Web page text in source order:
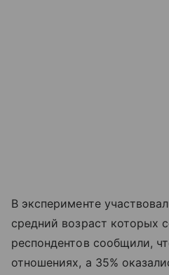
В эксперименте
средний возраст которых
респондентов сообщили,
отношениях, а 35%